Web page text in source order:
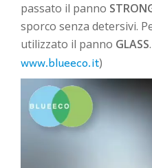
passato il panno
sporco senza detersivi.
utilizzato il panno GLASS
www.blueeco.it)
Video
Player